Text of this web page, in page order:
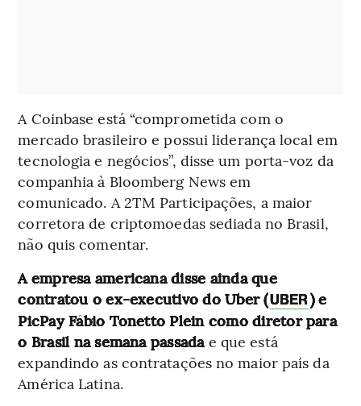
A Coinbase está “comprometida com o
mercado brasileiro e possui liderança local em
tecnologia e negócios”, disse um porta-voz da
companhia à Bloomberg News em
comunicado. A 2TM Participações, a maior
corretora de criptomoedas sediada no Brasil,
não quis comentar.
A empresa americana disse ainda que
contratou o ex-executivo do Uber (UBER) e
PicPay Fábio Tonetto Plein como diretor para
o Brasil na semana passadae que está
expandindo as contratações no maior país da
América Latina.